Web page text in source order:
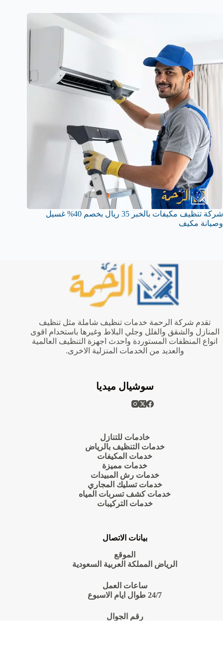
شركة تنظيف مكيفات بالخبر 35 ريال بخصم 40% غسيل
وصيانة مكيف
تقدم شركة الرحمة خدمات تنظيف شاملة مثل تنظيف
المنازل والشقق والفلل وجلي البلاط وغيرها باستخدام اقوى
انواع المنظفات المستوردة واحدث اجهزة التنظيف العالمية
والعديد من الخدمات المنزلية الاخرى.
سوشيال ميديا
خادمات للتنازل
خدمات التنظيف بالرياض
خدمات المكيفات
خدمات مميزة
خدمات رش المبيدات
خدمات تسليك المجاري
خدمات كشف تسربات المياه
خدمات التركيبات
بيانات الاتصال
الموقع
الرياض المملكة العربية السعودية
ساعات العمل
24/7 طوال ايام الاسبوع
رقم الجوال